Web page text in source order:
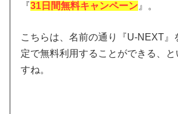
『31日間無料キャンペーン 』。
こちらは、名前の通り『U-NEXT』
定で無料利用することができる、
すね。